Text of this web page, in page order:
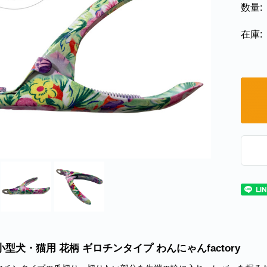
数量:
在庫:
型犬・猫用 花柄 ギロチンタイプ わんにゃんfactory